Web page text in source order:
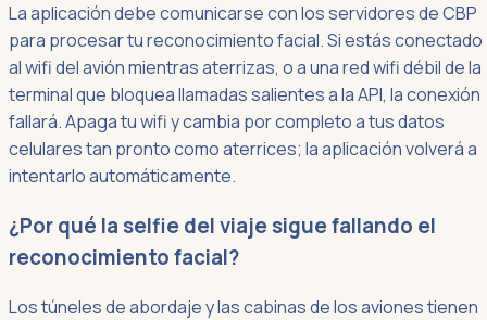
La aplicación debe comunicarse con los servidores de CBP
para procesar tu reconocimiento facial. Si estás conectado
al wifi del avión mientras aterrizas, o a una red wifi débil de la
terminal que bloquea llamadas salientes a la API, la conexión
fallará. Apaga tu wifi y cambia por completo a tus datos
celulares tan pronto como aterrices; la aplicación volverá a
intentarlo automáticamente.
¿Por qué la selfie del viaje sigue fallando el
reconocimiento facial?
Los túneles de abordaje y las cabinas de los aviones tienen